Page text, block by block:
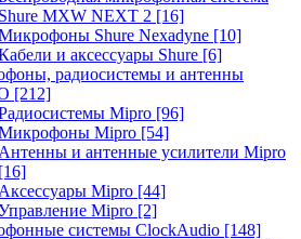
Shure MXW NEXT 2 [16]
Shure Nexadyne [10]
и аксессуары Shure [6]
радиосистемы и антенны
[212]
Mipro [96]
Mipro [54]
Антенны и антенные усилители Mipro
[16]
Аксессуары Mipro [44]
Mipro [2]
системы ClockAudio [148]